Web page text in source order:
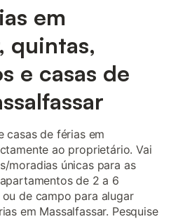
em
quintas,
e casas de
casas de férias em
ao proprietário. Vai
moradias únicas para as
de 2 a 6
de campo para alugar
em Massalfassar. Pesquise